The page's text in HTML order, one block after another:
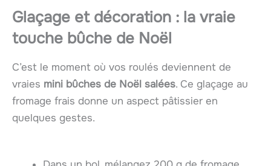
Glaçage et décoration : la vraie
touche bûche de Noël
C’est le moment où vos roulés deviennent de
vraies mini bûches de Noël salées. Ce glaçage au
fromage frais donne un aspect pâtissier en
quelques gestes.